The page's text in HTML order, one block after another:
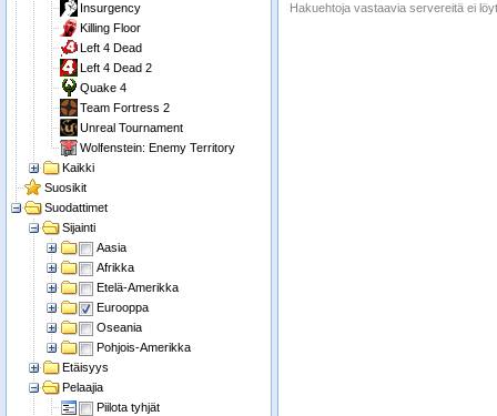
Insurgency
Killing Floor
Left 4 Dead
Left 4 Dead 2
Quake 4
Team Fortress 2
Unreal Tournament
Wolfenstein: Enemy Territory
Kaikki
Suosikit
Suodattimet
Sijainti
Aasia
Afrikka
Etelä-Amerikka
Eurooppa
Oseania
Pohjois-Amerikka
Etäisyys
Pelaajia
Piilota tyhjät
Hakuehtoja vastaavia servereitä ei